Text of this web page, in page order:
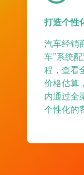
打造个性
汽车经销
车”系统
程，查看
价格估算
内通过全
个性化的